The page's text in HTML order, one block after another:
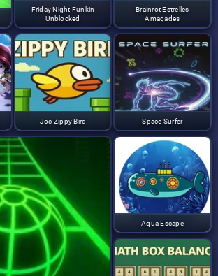
Friday Night Funkin
Unblocked
Brainrot Estrelles
Amagades
Joc Zippy Bird Space Surfer
Aqua Escape